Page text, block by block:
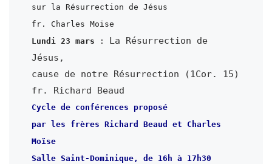
sur la Résurrection de Jésus
Lundi 23 mars : La Résurrection de
Jésus,
cause de notre Résurrection (1Cor. 15)
Cycle de conférences proposé
par les frères Richard Beaud et Charles
Moïse
Salle Saint-Dominique, de 16h à 17h30